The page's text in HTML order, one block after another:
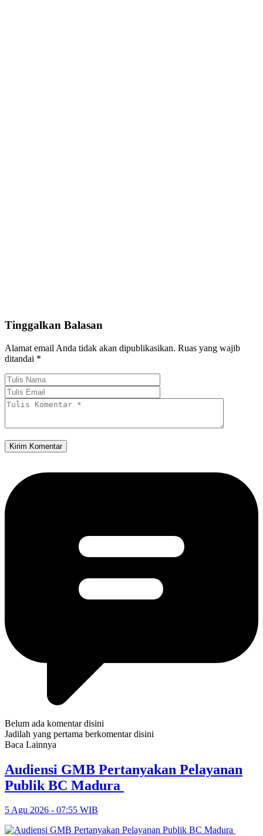
Tinggalkan Balasan
Alamat email Anda tidak akan dipublikasikan. Ruas yang wajib
ditandai *
Belum ada komentar disini
Jadilah yang pertama berkomentar disini
Baca Lainnya
Audiensi GMB Pertanyakan Pelayanan
Publik BC Madura
5 Agu 2026 - 07:55 WIB